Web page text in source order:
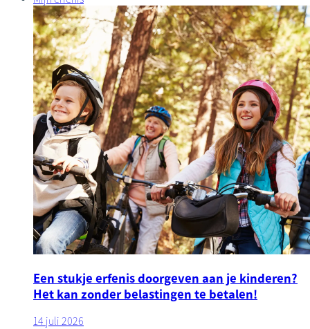
Een stukje erfenis doorgeven aan je kinderen?
Het kan zonder belastingen te betalen!
14 juli 2026